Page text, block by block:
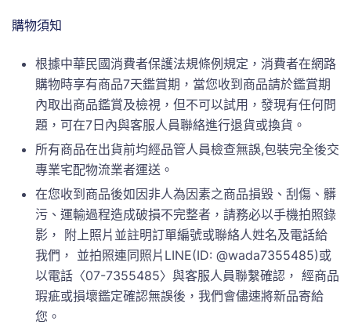
購物須知
根據中華民國消費者保護法規條例規定，消費者在網路
購物時享有商品7天鑑賞期，當您收到商品請於鑑賞期
內取出商品鑑賞及檢視，但不可以試用，發現有任何問
題，可在7日內與客服人員聯絡進行退貨或換貨。
所有商品在出貨前均經品管人員檢查無誤,包裝完全後交
專業宅配物流業者運送。
在您收到商品後如因非人為因素之商品損毀、刮傷、髒
污、運輸過程造成破損不完整者，請務必以手機拍照錄
影， 附上照片並註明訂單編號或聯絡人姓名及電話給
我們， 並拍照連同照片LINE(ID: @wada7355485)或
以電話〈07-7355485〉與客服人員聯繫確認， 經商品
瑕疵或損壞鑑定確認無誤後，我們會儘速將新品寄給
您。